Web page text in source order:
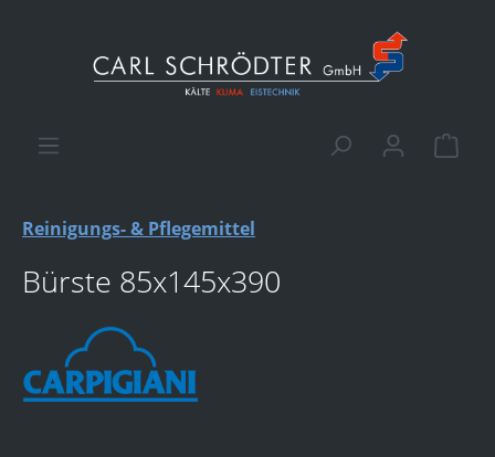
Reinigungs- & Pflegemittel
Bürste 85x145x390